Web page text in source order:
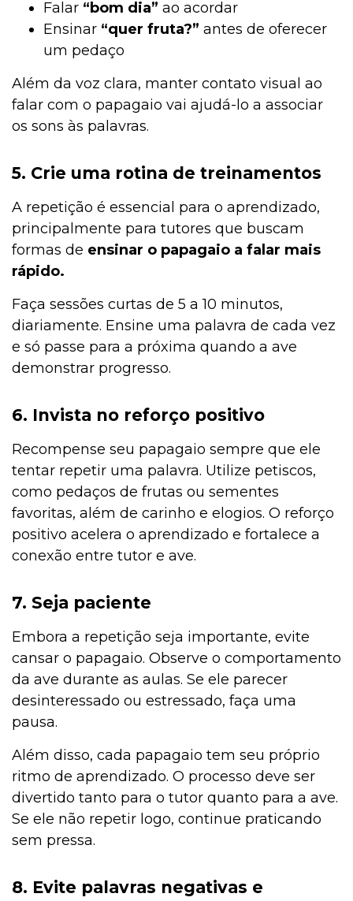
Falar “bom dia” ao acordar
Ensinar “quer fruta?” antes de oferecer
um pedaço
Além da voz clara, manter contato visual ao
falar com o papagaio vai ajudá-lo a associar
os sons às palavras.
5. Crie uma rotina de treinamentos
A repetição é essencial para o aprendizado,
principalmente para tutores que buscam
formas de ensinar o papagaio a falar mais
rápido.
Faça sessões curtas de 5 a 10 minutos,
diariamente. Ensine uma palavra de cada vez
e só passe para a próxima quando a ave
demonstrar progresso.
6. Invista no reforço positivo
Recompense seu papagaio sempre que ele
tentar repetir uma palavra. Utilize petiscos,
como pedaços de frutas ou sementes
favoritas, além de carinho e elogios. O reforço
positivo acelera o aprendizado e fortalece a
conexão entre tutor e ave.
7. Seja paciente
Embora a repetição seja importante, evite
cansar o papagaio. Observe o comportamento
da ave durante as aulas. Se ele parecer
desinteressado ou estressado, faça uma
pausa.
Além disso, cada papagaio tem seu próprio
ritmo de aprendizado. O processo deve ser
divertido tanto para o tutor quanto para a ave.
Se ele não repetir logo, continue praticando
sem pressa.
8. Evite palavras negativas e